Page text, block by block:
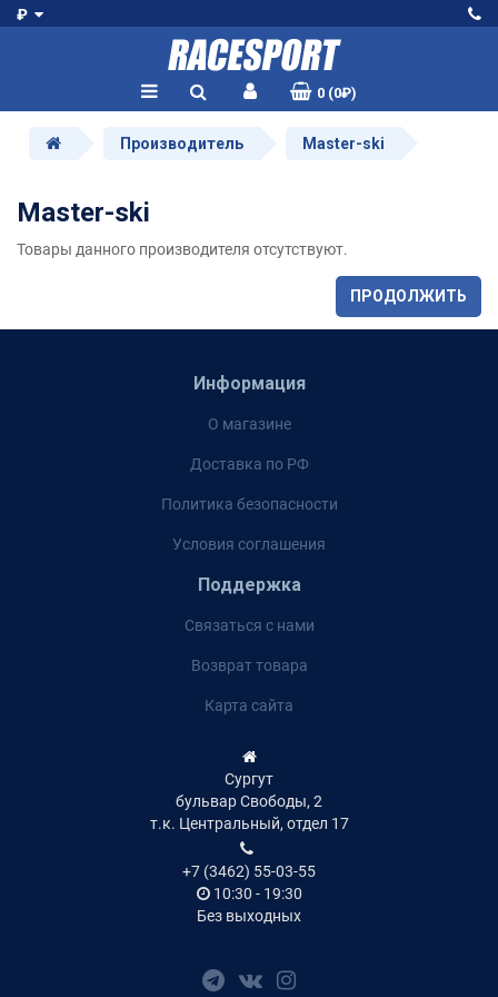
₽
0 (0₽)
Производитель Master-ski
Master-ski
Товары данного производителя отсутствуют.
ПРОДОЛЖИТЬ
Информация
О магазине
Доставка по РФ
Политика безопасности
Условия соглашения
Поддержка
Связаться с нами
Возврат товара
Карта сайта
Сургут
бульвар Свободы, 2
т.к. Центральный, отдел 17
+7 (3462) 55-03-55
10:30 - 19:30
Без выходных